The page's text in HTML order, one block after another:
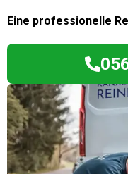
Eine professionelle